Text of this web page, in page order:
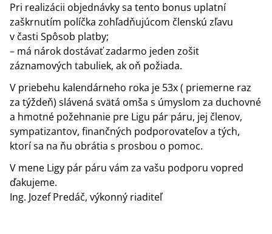
Pri realizácii objednávky sa tento bonus uplatní
zaškrnutím políčka zohľadňujúcom členskú zľavu
v časti Spôsob platby;
– má nárok dostávať zadarmo jeden zošit
záznamových tabuliek, ak oň požiada.
V priebehu kalendárneho roka je 53x ( priemerne raz
za týždeň) slávená svätá omša s úmyslom za duchovné
a hmotné požehnanie pre Ligu pár páru, jej členov,
sympatizantov, finančných podporovateľov a tých,
ktorí sa na ňu obrátia s prosbou o pomoc.
V mene Ligy pár páru vám za vašu podporu vopred
ďakujeme.
Ing. Jozef Predáč, výkonný riaditeľ